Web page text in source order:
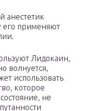
анестетик
его применяют
Лидокаин,
волнуется,
использовать
которое
не